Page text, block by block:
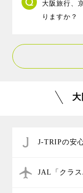
パークであるユ
ユニバーサル・ス
他にも家族向けの
ディスカバリー
パーク）や、電
大阪旅行、
りますか？
大阪観光な
乗り放題になり
「阪急
関西空港を利用
った
J-TRIPの安
JAL「クラ